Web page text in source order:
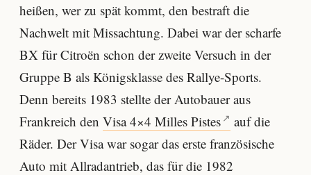
heißen, wer zu spät kommt, den bestraft die
Nachwelt mit Missachtung. Dabei war der scharfe
BX für Citroën schon der zweite Versuch in der
Gruppe B als Königsklasse des Rallye-Sports.
Denn bereits 1983 stellte der Autobauer aus
Frankreich den Visa 4×4 Milles Pistes
auf die
Räder. Der Visa war sogar das erste französische
Auto mit Allradantrieb, das für die 1982